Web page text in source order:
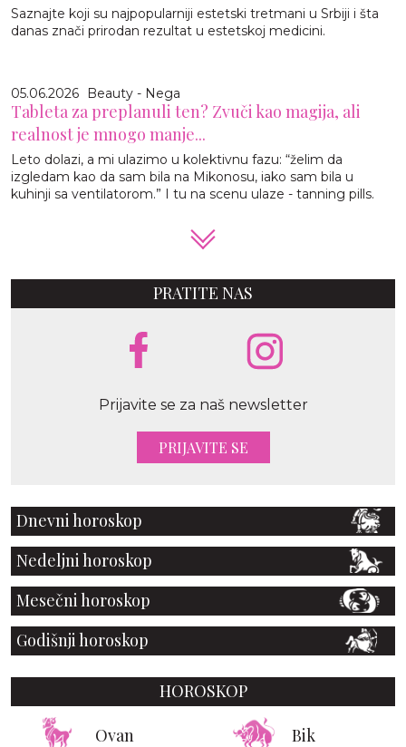
Saznajte koji su najpopularniji estetski tretmani u Srbiji i šta
danas znači prirodan rezultat u estetskoj medicini.
05.06.2026 Beauty - Nega
Tableta za preplanuli ten? Zvuči kao magija, ali
realnost je mnogo manje...
Leto dolazi, a mi ulazimo u kolektivnu fazu: “želim da
izgledam kao da sam bila na Mikonosu, iako sam bila u
kuhinji sa ventilatorom.” I tu na scenu ulaze - tanning pills.
PRATITE NAS
Prijavite se za naš newsletter
PRIJAVITE SE
Dnevni horoskop
Nedeljni horoskop
Mesečni horoskop
Godišnji horoskop
HOROSKOP
Ovan Bik